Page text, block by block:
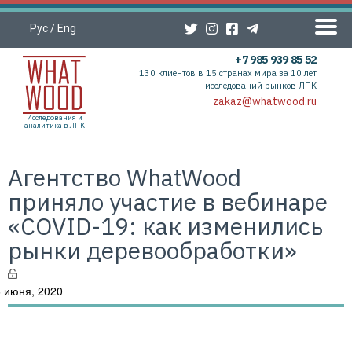
Рус/ Eng
Исследования и
аналитика в ЛПК
+7 985 939 85 52
130 клиентов в 15 странах мира за 10 лет
исследований рынков ЛПК
zakaz@whatwood.ru
Агентство WhatWood
приняло участие в вебинаре
«COVID-19: как изменились
рынки деревообработки»
июня, 2020